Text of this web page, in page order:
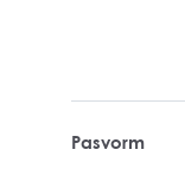
Pasvorm